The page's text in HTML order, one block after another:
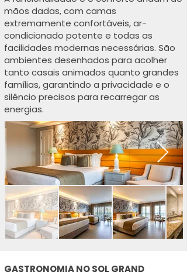
mãos dadas, com camas
extremamente confortáveis, ar-
condicionado potente e todas as
facilidades modernas necessárias. São
ambientes desenhados para acolher
tanto casais animados quanto grandes
famílias, garantindo a privacidade e o
silêncio precisos para recarregar as
energias.
GASTRONOMIA NO SOL GRAND